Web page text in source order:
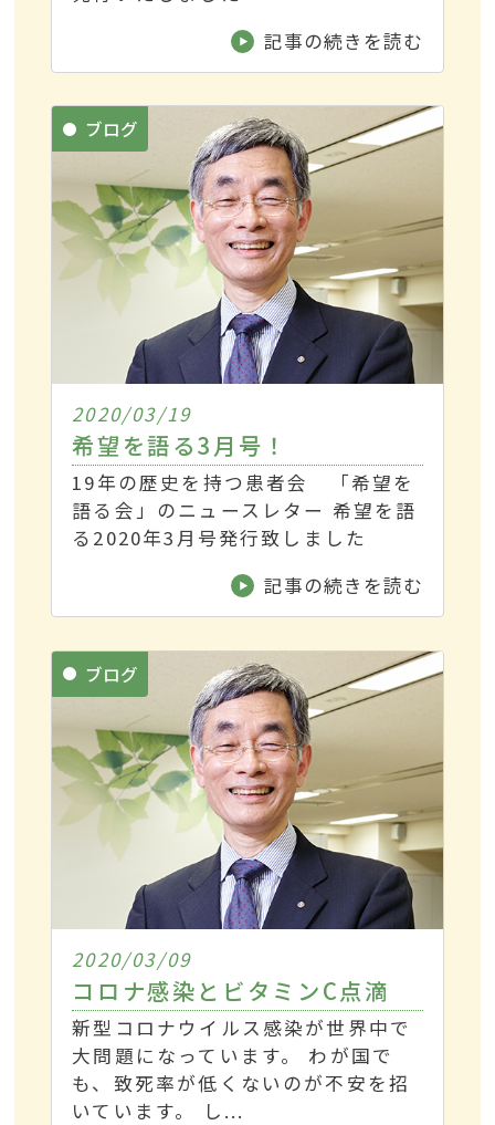
記事の続きを読む
ブログ
2020/03/19
希望を語る3月号！
19年の歴史を持つ患者会 「希望を
語る会」のニュースレター 希望を語
る2020年3月号発行致しました
記事の続きを読む
ブログ
2020/03/09
コロナ感染とビタミンC点滴
新型コロナウイルス感染が世界中で
大問題になっています。 わが国で
も、致死率が低くないのが不安を招
いています。 し...